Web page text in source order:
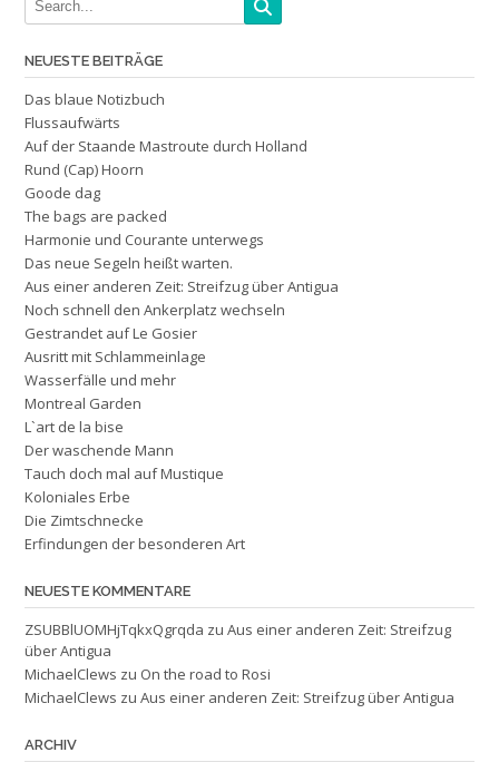
NEUESTE BEITRÄGE
Das blaue Notizbuch
Flussaufwärts
Auf der Staande Mastroute durch Holland
Rund (Cap) Hoorn
Goode dag
The bags are packed
Harmonie und Courante unterwegs
Das neue Segeln heißt warten.
Aus einer anderen Zeit: Streifzug über Antigua
Noch schnell den Ankerplatz wechseln
Gestrandet auf Le Gosier
Ausritt mit Schlammeinlage
Wasserfälle und mehr
Montreal Garden
L`art de la bise
Der waschende Mann
Tauch doch mal auf Mustique
Koloniales Erbe
Die Zimtschnecke
Erfindungen der besonderen Art
NEUESTE KOMMENTARE
ZSUBBlUOMHjTqkxQgrqda zu Aus einer anderen Zeit: Streifzug
über Antigua
MichaelClews zu On the road to Rosi
MichaelClews zu Aus einer anderen Zeit: Streifzug über Antigua
ARCHIV